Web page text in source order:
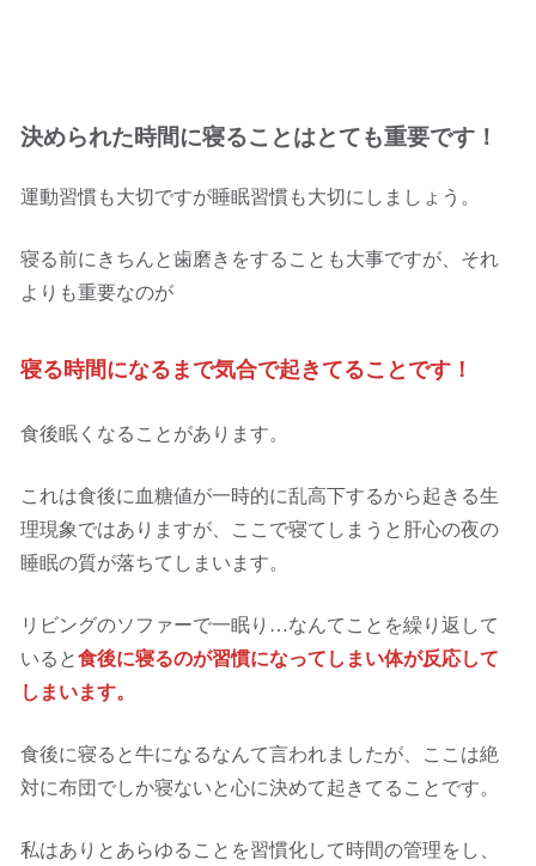
決められた時間に寝ることはとても重要です！
運動習慣も大切ですが睡眠習慣も大切にしましょう。
寝る前にきちんと歯磨きをすることも大事ですが、それ
よりも重要なのが
寝る時間になるまで気合で起きてることです！
食後眠くなることがあります。
これは食後に血糖値が一時的に乱高下するから起きる生
理現象ではありますが、ここで寝てしまうと肝心の夜の
睡眠の質が落ちてしまいます。
リビングのソファーで一眠り…なんてことを繰り返して
いると食後に寝るのが習慣になってしまい体が反応して
しまいます。
食後に寝ると牛になるなんて言われましたが、ここは絶
対に布団でしか寝ないと心に決めて起きてることです。
私はありとあらゆることを習慣化して時間の管理をし、